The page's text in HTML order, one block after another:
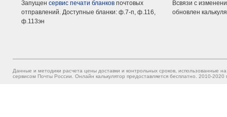
Запущен сервис печати бланков почтовых
отправлений. Доступные бланки: ф.7-п, ф.116,
ф.113эн
Всвязи с
обновлен
Данные и методики расчета цены доставки и контрольных сроков, использованные
сервисом Почты России. Онлайн калькулятор предоставляется бесплатно. 2010-2020